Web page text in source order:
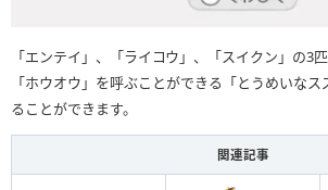
「エンテイ」、「ライコウ」、「スイクン」の3
「ホウオウ」を呼ぶことができる「とうめいな
ることができます。
関連記事